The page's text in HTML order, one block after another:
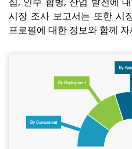
시장 조사 보고서는 또한 시
프로필에 대한 정보와 함께